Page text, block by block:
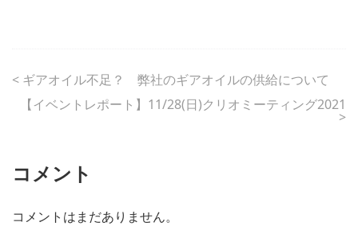
< ギアオイル不足？ 弊社のギアオイルの供給について
【イベントレポート】11/28(日)クリオミーティング2021
>
コメント
コメントはまだありません。